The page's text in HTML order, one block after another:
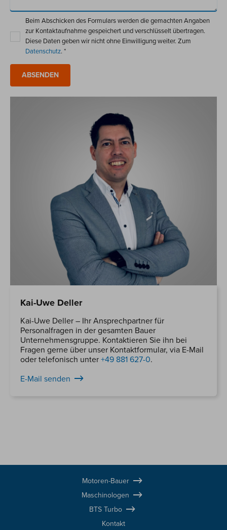
Kai-Uwe Deller
Kai-Uwe Deller – Ihr Ansprechpartner für
Personalfragen in der gesamten Bauer
Unternehmensgruppe. Kontaktieren Sie ihn bei
Fragen gerne über unser Kontaktformular, via E-Mail
oder telefonisch unter +49 881 627-0.
E-Mail senden
Beim Abschicken des Formulars werden die gemachten Angaben
zur Kontaktaufnahme gespeichert und verschlüsselt übertragen.
Diese Daten geben wir nicht ohne Einwilligung weiter. Zum
Datenschutz. *
Motoren-Bauer
Maschinologen
BTS Turbo
Kontakt